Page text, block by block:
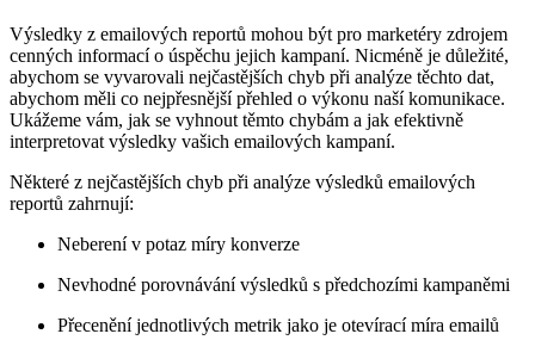
Výsledky z emailových reportů mohou být pro marketéry zdrojem
cenných informací o úspěchu jejich kampaní. Nicméně je důležité,
abychom se vyvarovali nejčastějších chyb při analýze těchto dat,
abychom měli co nejpřesnější přehled o výkonu naší komunikace.
Ukážeme vám, jak se vyhnout těmto chybám a jak efektivně
interpretovat výsledky vašich emailových kampaní.
Některé z nejčastějších chyb při analýze výsledků emailových
reportů zahrnují:
Neberení v potaz míry konverze
Nevhodné porovnávání výsledků s předchozími kampaněmi
Přecenění jednotlivých metrik jako je otevírací míra emailů